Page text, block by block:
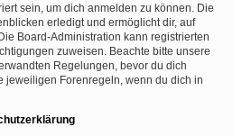
sein, um dich anmelden zu können. Die
erledigt und ermöglicht dir, auf
Board-Administration kann registrierten
zuweisen. Beachte bitte unsere
Regelungen, bevor du dich
jeweiligen Forenregeln, wenn du dich in